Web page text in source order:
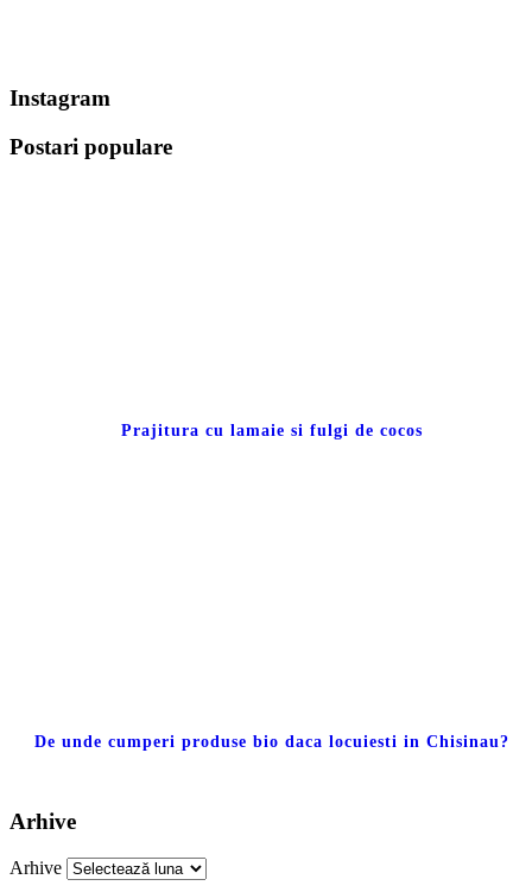
Instagram
Postari populare
Prajitura cu lamaie si fulgi de cocos
De unde cumperi produse bio daca locuiesti in Chisinau?
Arhive
Arhive